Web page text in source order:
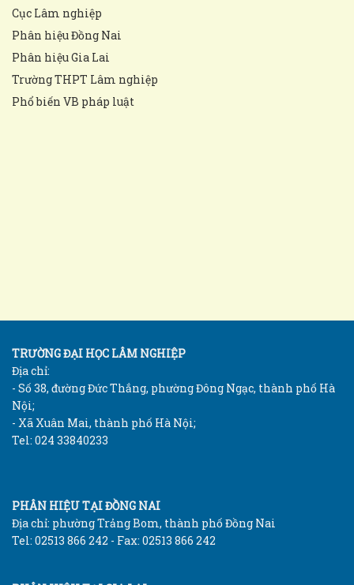
Cục Lâm nghiệp
Phân hiệu Đồng Nai
Phân hiệu Gia Lai
Trường THPT Lâm nghiệp
Phổ biến VB pháp luật
TRƯỜNG ĐẠI HỌC LÂM NGHIỆP
Địa chỉ:
- Số 38, đường Đức Thắng, phường Đông Ngạc, thành phố Hà
Nội;
- Xã Xuân Mai, thành phố Hà Nội;
Tel: 024 33840233
PHÂN HIỆU TẠI ĐỒNG NAI
Địa chỉ: phường Trảng Bom, thành phố Đồng Nai
Tel: 02513 866 242 - Fax: 02513 866 242